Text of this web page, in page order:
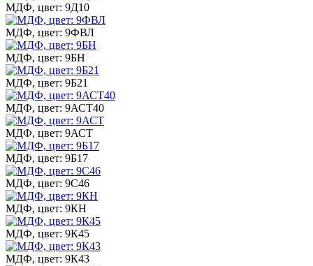
МДФ, цвет: 9Д10
МДФ, цвет: 9ФВЛ
МДФ, цвет: 9БН
МДФ, цвет: 9Б21
МДФ, цвет: 9АСТ40
МДФ, цвет: 9АСТ
МДФ, цвет: 9Б17
МДФ, цвет: 9С46
МДФ, цвет: 9КН
МДФ, цвет: 9К45
МДФ, цвет: 9К43